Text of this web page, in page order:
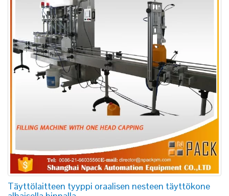
Täyttölaitteen tyyppi oraalisen nesteen täyttökone